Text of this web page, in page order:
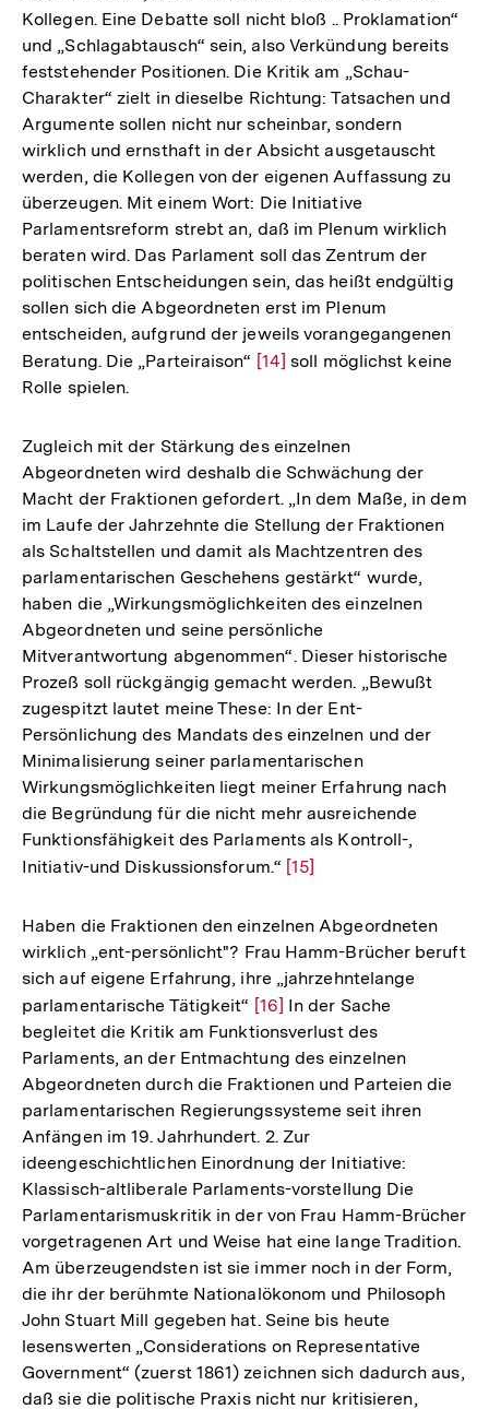
Kollegen. Eine Debatte soll nicht bloß .. Proklamation“
und „Schlagabtausch“ sein, also Verkündung bereits
feststehender Positionen. Die Kritik am „Schau-
Charakter“ zielt in dieselbe Richtung: Tatsachen und
Argumente sollen nicht nur scheinbar, sondern
wirklich und ernsthaft in der Absicht ausgetauscht
werden, die Kollegen von der eigenen Auffassung zu
überzeugen. Mit einem Wort: Die Initiative
Parlamentsreform strebt an, daß im Plenum wirklich
beraten wird. Das Parlament soll das Zentrum der
politischen Entscheidungen sein, das heißt endgültig
sollen sich die Abgeordneten erst im Plenum
entscheiden, aufgrund der jeweils vorangegangenen
Beratung. Die „Parteiraison“ Zur
Fußnote
[14] soll möglichst keine
Rolle spielen.
Zugleich mit der Stärkung des einzelnen
Abgeordneten wird deshalb die Schwächung der
Macht der Fraktionen gefordert. „In dem Maße, in dem
im Laufe der Jahrzehnte die Stellung der Fraktionen
als Schaltstellen und damit als Machtzentren des
parlamentarischen Geschehens gestärkt“ wurde,
haben die „Wirkungsmöglichkeiten des einzelnen
Abgeordneten und seine persönliche
Mitverantwortung abgenommen“. Dieser historische
Prozeß soll rückgängig gemacht werden. „Bewußt
zugespitzt lautet meine These: In der Ent-
Persönlichung des Mandats des einzelnen und der
Minimalisierung seiner parlamentarischen
Wirkungsmöglichkeiten liegt meiner Erfahrung nach
die Begründung für die nicht mehr ausreichende
Funktionsfähigkeit des Parlaments als Kontroll-,
Initiativ-und Diskussionsforum.“ Zur
der
Fußnote
[15]
Haben die Fraktionen den einzelnen Abgeordneten
wirklich „ent-persönlicht"? Frau Hamm-Brücher beruft
sich auf eigene Erfahrung, ihre „jahrzehntelange
parlamentarische Tätigkeit“ Zur
Auflösung
der
Fußnote
[16] In der Sache
begleitet die Kritik am Funktionsverlust des
Parlaments, an der Entmachtung des einzelnen
Abgeordneten durch die Fraktionen und Parteien die
parlamentarischen Regierungssysteme seit ihren
Anfängen im 19. Jahrhundert. 2. Zur
ideengeschichtlichen Einordnung der Initiative:
Klassisch-altliberale Parlaments-vorstellung Die
Parlamentarismuskritik in der von Frau Hamm-Brücher
vorgetragenen Art und Weise hat eine lange Tradition.
Am überzeugendsten ist sie immer noch in der Form,
die ihr der berühmte Nationalökonom und Philosoph
John Stuart Mill gegeben hat. Seine bis heute
lesenswerten „Considerations on Representative
Government“ (zuerst 1861) zeichnen sich dadurch aus,
daß sie die politische Praxis nicht nur kritisieren,